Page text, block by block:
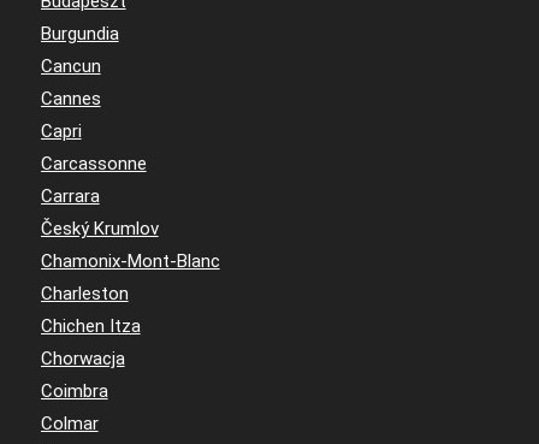
Burgundia
Cancun
Cannes
Capri
Carcassonne
Carrara
Český Krumlov
Chamonix-Mont-Blanc
Charleston
Chichen Itza
Chorwacja
Coimbra
Colmar